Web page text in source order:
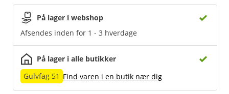
På lager i webshop
Afsendes inden for 1 - 3 hverdage
På lager i alle butikker
Gulvfag 51 Find varen i en butik nær dig